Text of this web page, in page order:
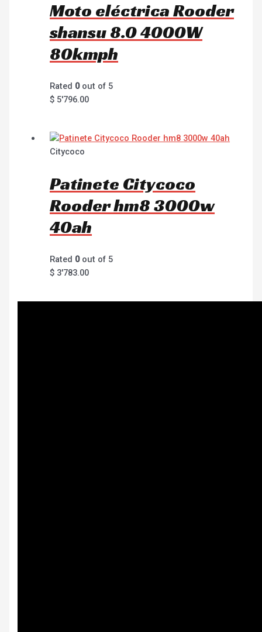
Moto eléctrica Rooder
shansu 8.0 4000W
80kmph
Rated 0out of 5
$ 5'796.00
Citycoco
Patinete Citycoco
Rooder hm8 3000w
40ah
Rated 0out of 5
$ 3'783.00